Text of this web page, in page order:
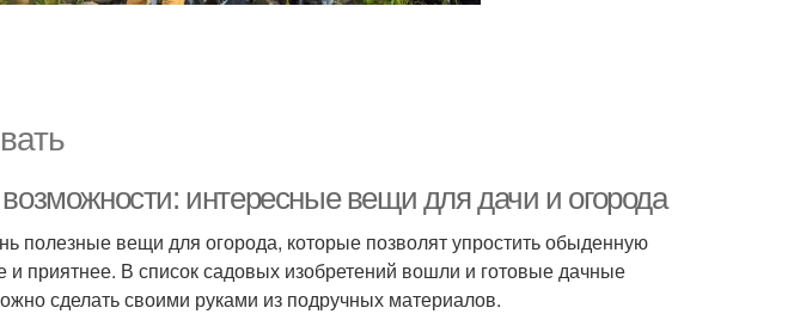
интересные вещи для дачи и огорода
полезные вещи для огорода, которые позволят упростить обыденную
и приятнее. В список садовых изобретений вошли и готовые дачные
сделать своими руками из подручных материалов.